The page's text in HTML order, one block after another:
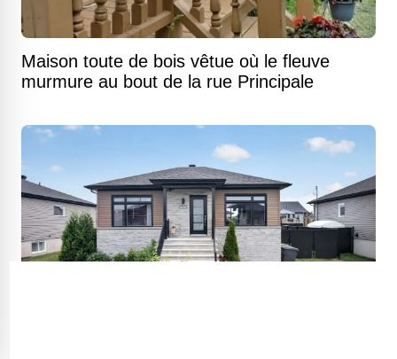
Maison toute de bois vêtue où le fleuve
murmure au bout de la rue Principale